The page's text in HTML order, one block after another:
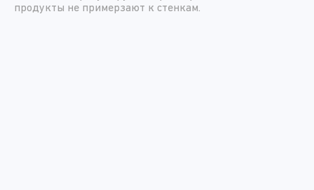
продукты не примерзают к стенкам.